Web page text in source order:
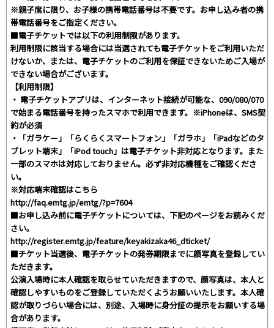
※親子席に限り、お子様の携帯電話番号は不要です。お申し込み者の携
帯電話番号をご指定ください。
■電子チケットでは以下の利用制限があります。
利用制限に該当する場合には当選されても電子チケットをご利用いただ
けないか、または、電子チケットのご利用を保証できないためご入場が
できない場合がございます。
【利用制限】
・ 電子チケットアプリは、インターネット接続が可能な、090/080/070
で始まる電話番号を持ったスマホで利用できます。※iPhoneは、SMS契
約が必須
・「ガラケー」「らくらくスマートフォン」「ガラホ」「iPadなどのタ
ブレット端末」「iPod touch」は電子チケット非対応となります。また
一部のスマホは対応しておりません。必ず非対応機種をご確認くださ
い。
※対応端末確認はこちら
http://faq.emtg.jp/emtg/?p=7604
■お申し込み前に電子チケットについては、下記のページをお読みくだ
さい。
http://register.emtg.jp/feature/keyakizaka46_dticket/
■チケット当選後、電子チケットの発券期限までに顔写真を登録してい
ただきます。
公演入場時に本人確認を取らせていただきますので、顔写真は、本人と
確認しやすいものをご登録していただくようお願いいたします。本人確
認が取りづらい場合には、別途、入場時に身分証の提示をお願いする場
合があります。